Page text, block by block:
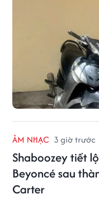
ÂM NHẠC 3 giờ trước
Shaboozey tiết
Beyoncé sau
Carter